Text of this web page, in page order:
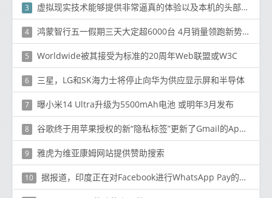
3 虚拟现实技术能够提供非常逼真的体验以及本机的头部跟踪支持
4 鸿蒙智行五一假期三天大定超6000台 4月销量领跑新势力
5 Worldwide被其接受为标准的20周年Web联盟或W3C
6 三星，LG和SK海力士将停止向华为供应显示屏和半导体
7 曝小米14 Ultra升级为5500mAh电池 或明年3月发布
8 谷歌终于用苹果授权的新“隐私标签”更新了Gmail的App Store列表
9 雅虎为维亚康姆网站提供赞助搜索
10 据报道，印度正在对Facebook进行WhatsApp Pay的调查